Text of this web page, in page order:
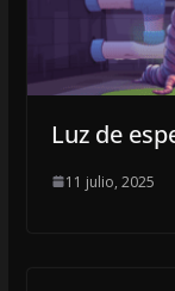
Luz de
11 julio, 2025